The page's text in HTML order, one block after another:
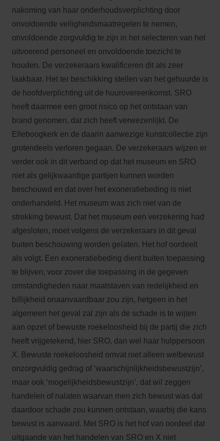
nakoming van haar onderhoudsverplichting door
onvoldoende veiligheidsmaatregelen te nemen,
onvoldoende zorgvuldig te zijn in het selecteren van het
uitvoerend personeel en onvoldoende toezicht te
houden. De verzekeraars kwalificeren dit als zeer
laakbaar. Het ter beschikking stellen van het gehuurde is
de hoofdverplichting uit de huurovereenkomst. SRO
heeft daarmee een groot risico op het ontstaan van
brand genomen, dat zich heeft verwezenlijkt. De
Elleboogkerk en de daarin aanwezige kunstcollectie zijn
grotendeels verloren gegaan. De verzekeraars wijzen er
verder ook in dit verband op dat het museum en SRO
niet als gelijkwaardige partijen kunnen worden
beschouwd en dat over het exoneratiebeding is niet
onderhandeld. Het museum was zich niet van de
strekking bewust. Dat het museum een verzekering had
afgesloten, moet volgens de verzekeraars in dit geval
buiten beschouwing worden gelaten. Het hof oordeelt
als volgt. Een exoneratiebeding dient buiten toepassing
te blijven, voor zover die toepassing in de gegeven
omstandigheden naar maatstaven van redelijkheid en
billijkheid onaanvaardbaar zou zijn, hetgeen in het
algemeen het geval zal zijn als de schade is te wijten
aan opzet of bewuste roekeloosheid bij de partij die zich
heeft vrijgetekend, hier SRO, dan wel haar hulppersoon
X. Bewuste roekeloosheid omvat niet alleen welbewust
onzorgvuldig gedrag of ‘waarschijnlijkheidsbewustzijn’,
maar ook ‘mogelijkheidsbewustzijn’, dat wil zeggen
handelen of nalaten waarvan men zich bewust was dat
daardoor schade zou kunnen ontstaan, waarbij die kans
bewust is aanvaard. Met SRO is het hof van oordeel dat
uitgaande van het handelen van SRO en X niet